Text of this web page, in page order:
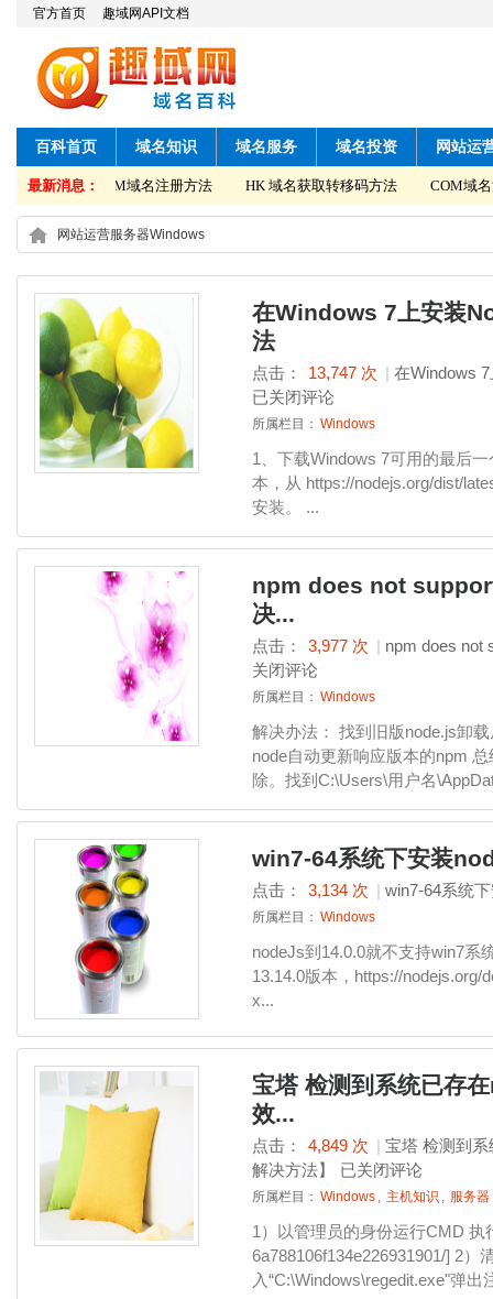
官方首页 趣域网API文档
百科首页 域名知识 域名服务 域名投资 网站运
最新消息：
方法 COM域名注册方法 HK 域名获取转移码方法 COM域名
网站运营服务器Windows
在Windows 7上安装
法
点击： 13,747 次 | 在Windows
已关闭评论
所属栏目： Windows
1、下载Windows 7可用的最后
本，从 https://nodejs.org/dist/
安装。 ...
npm does not
决...
点击： 3,977 次 | npm does not
关闭评论
所属栏目： Windows
解决办法： 找到旧版node.js卸
node自动更新响应版本的npm
除。找到C:\Users\用户名
win7-64系统下安装
点击： 3,134 次 | win7-64系统
所属栏目： Windows
nodeJs到14.0.0就不支持win7系
13.14.0版本，https://nodejs.org/
x...
宝塔 检测到系统已存
效...
点击： 4,849 次 | 宝塔 检测到
解决方法】
已关闭评论
所属栏目： Windows , 主机知识 , 服务器
1）以管理员的身份运行CMD 执
6a788106f134e226931901/] 2）
入“C:\Windows\regedit.exe"弹出